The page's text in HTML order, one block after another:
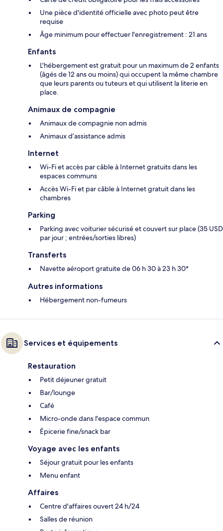
Une pièce d'identité officielle avec photo peut être
requise
Âge minimum pour effectuer l'enregistrement : 21 ans
Enfants
L'hébergement est gratuit pour un maximum de 2 enfants
(âgés de 12 ans ou moins) qui occupent la même chambre
que leurs parents ou tuteurs et qui utilisent la literie en
place.
Animaux de compagnie
Animaux de compagnie non admis
Animaux d’assistance admis
Internet
Wi-Fi et accès par câble à Internet gratuits dans les
espaces communs
Accès Wi-Fi et par câble à Internet gratuit dans les
chambres
Parking
Parking avec voiturier sécurisé et couvert sur place (35 USD
par jour ; entrées/sorties libres)
Transferts
Navette aéroport gratuite de 06 h 30 à 23 h 30*
Autres informations
Hébergement non-fumeurs
Services et équipements
Restauration
Petit déjeuner gratuit
Bar/lounge
Café
Micro-onde dans l'espace commun
Épicerie fine/snack bar
Voyage avec les enfants
Séjour gratuit pour les enfants
Menu enfant
Affaires
Centre d'affaires ouvert 24 h/24
Salles de réunion